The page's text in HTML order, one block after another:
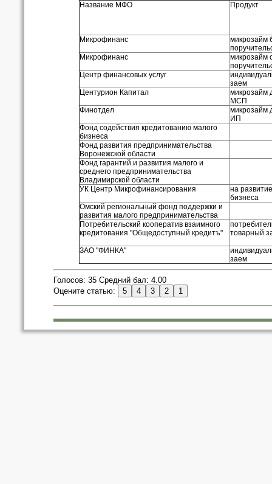
Название МФО Продукт
Микрофинанс
микрозайм
Микрофинанс
микрозайм
Центр финансовых услуг
заем
Центурион Капитал
микрозайм
МСП
Финотдел
микрозайм
ИП
Фонд содействия кредитованию малого
бизнеса
Фонд развития предпринимательства
Воронежской области
Фонд гарантий и развития малого и
среднего предпринимательства
Владимирской области
УК Центр Микрофинансирования
на развитие
бизнеса
Омский региональный фонд поддержки и
развития малого предпринимательства
Потребительский кооператив взаимного
кредитования "Общедоступный кредитъ"
товарный
ЗАО "ФИНКА"
заем
Голосов: 35 Средний бал: 4.00
Оцените статью: